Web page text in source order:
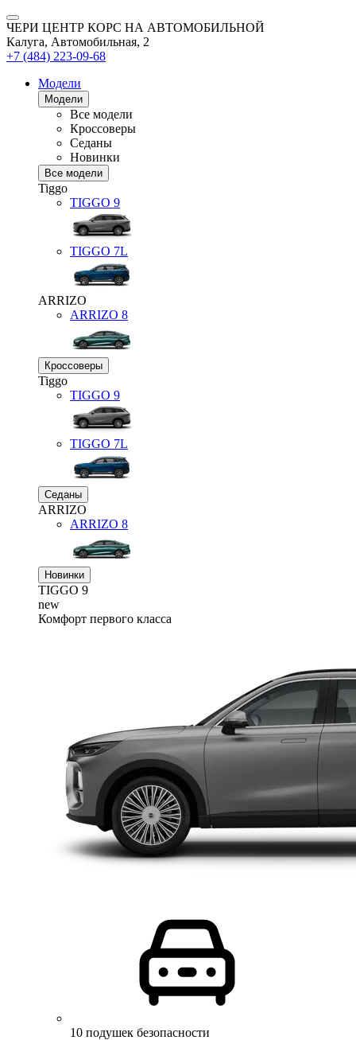
ЧЕРИ ЦЕНТР КОРС НА АВТОМОБИЛЬНОЙ
Калуга, Автомобильная, 2
+7 (484) 223-09-68
Модели
Модели
Все модели
Кроссоверы
Седаны
Новинки
Все модели
Tiggo
TIGGO 9
TIGGO 7L
ARRIZO
ARRIZO 8
Кроссоверы
Tiggo
TIGGO 9
TIGGO 7L
Седаны
ARRIZO
ARRIZO 8
Новинки
TIGGO 9
new
Комфорт первого класса
10 подушек безопасности